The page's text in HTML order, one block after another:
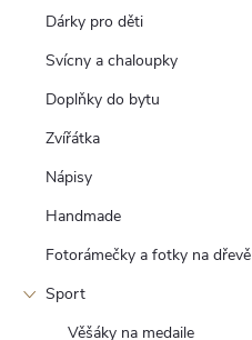
Dárky pro děti
Svícny a chaloupky
Doplňky do bytu
Zvířátka
Nápisy
Handmade
Fotorámečky a fotky na dřevě
Sport
Věšáky na medaile